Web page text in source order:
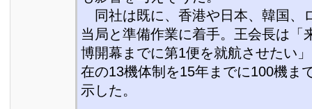
同社は既に、香港や日本、韓国、
当局と準備作業に着手。王会長は「
博開幕までに第1便を就航させたい
在の13機体制を15年までに100機ま
示した。